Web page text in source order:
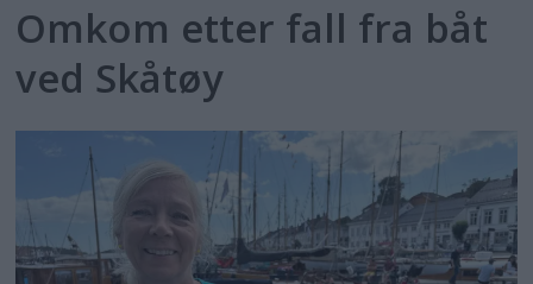
Omkom etter fall fra båt
ved Skåtøy